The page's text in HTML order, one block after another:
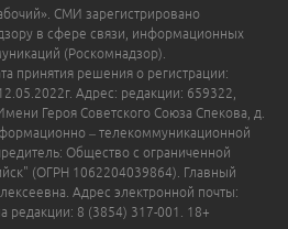
СМИ зарегистрировано
в сфере связи, информационных
(Роскомнадзор).
принятия решения о регистрации:
Адрес: редакции: 659322,
Героя Советского Союза Спекова, д.
– телекоммуникационной
Общество с ограниченной
(ОГРН 1062204039864). Главный
Адрес электронной почты:
редакции: 8 (3854) 317-001. 18+